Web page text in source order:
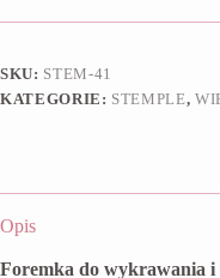
SKU: STEM-41
KATEGORIE: STEMPLE,
Opis
Foremka do wykrawania